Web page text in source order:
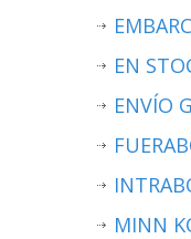
EN
ENVÍO
MINN